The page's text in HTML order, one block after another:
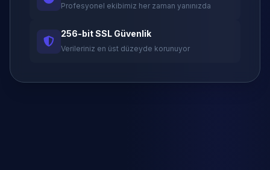
Profesyonel ekibimiz her zaman yanınızda
256-bit SSL Güvenlik
Verileriniz en üst düzeyde korunuyor